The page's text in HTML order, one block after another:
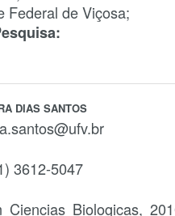
Federal de Viçosa;
DIAS SANTOS
3612-5047
Ciencias Biologicas,